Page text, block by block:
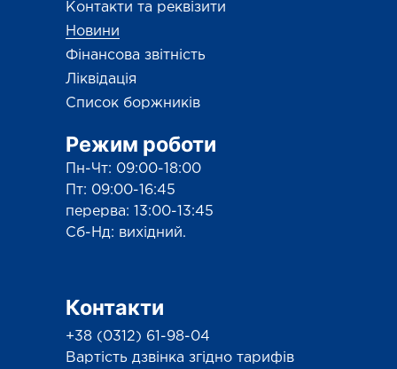
Контакти та реквізити
Новини
Фінансова звітність
Ліквідація
Список боржників
Режим роботи
Пн-Чт: 09:00-18:00
Пт: 09:00-16:45
перерва: 13:00-13:45
Сб-Нд: вихідний.
Контакти
+38 (0312) 61-98-04
Вартість дзвінка згідно тарифів